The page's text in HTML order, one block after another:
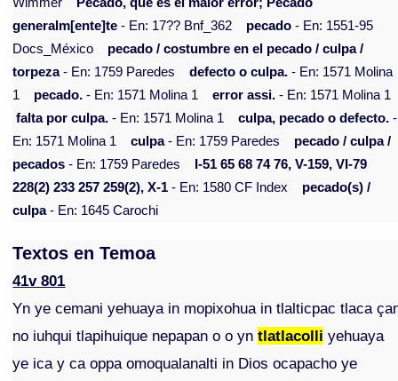
Wimmer
Pecado, que es el maior error; Pecado
generalm[ente]te - En: 17?? Bnf_362 pecado - En: 1551-95
Docs_México
pecado / costumbre en el pecado / culpa /
torpeza- En: 1759 Paredes defecto o culpa. - En: 1571 Molina
1
pecado. - En: 1571 Molina 1 error assi. - En: 1571 Molina 1
falta por culpa. - En: 1571 Molina 1 culpa, pecado o defecto. -
En: 1571 Molina 1
culpa- En: 1759 Paredes
pecado / culpa /
pecados - En: 1759 Paredes
I-51 65 68 74 76, V-159, VI-79
228(2) 233 257 259(2), X-1 - En: 1580 CF Index
pecado(s) /
culpa- En: 1645 Carochi
Textos en Temoa
41v 801
Yn ye cemani yehuaya in mopixohua in tlalticpac tlaca
no iuhqui tlapihuique nepapan o o yntlatlacolli yehuaya
ye ica y ca oppa omoqualanalti in Dios ocapacho ye